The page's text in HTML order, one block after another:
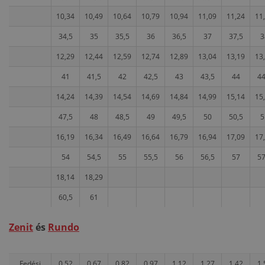
10,34
10,49 10,64 10,79 10,94 11,09 11,24
34,5
35 35,5 36 36,5 37 37,5
12,29
12,44 12,59 12,74 12,89 13,04 13,19
41
41,5 42 42,5 43 43,5 44
14,24
14,39 14,54 14,69 14,84 14,99 15,14
47,5
48 48,5 49 49,5 50 50,5
16,19
16,34 16,49 16,64 16,79 16,94 17,09
54
54,5 55 55,5 56 56,5 57
18,14
18,29
60,5
61
Zenités Rundo